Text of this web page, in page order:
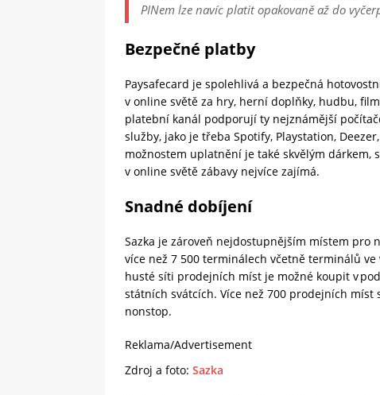
PINem lze navíc platit opakovaně až do
Bezpečné platby
Paysafecard je spolehlivá a bezpečná
v online světě za hry, herní doplňky, hudbu,
platební kanál podporují ty nejznámější
služby, jako je třeba Spotify, Playstation,
možnostem uplatnění je také skvělým dárkem,
v online světě zábavy nejvíce zajímá.
Snadné dobíjení
Sazka je zároveň nejdostupnějším místem
více než 7 500 terminálech včetně terminálů
husté síti prodejních míst je možné koupit v
státních svátcích. Více než 700 prodejních
nonstop.
Reklama/Advertisement
Zdroj a foto: Sazka